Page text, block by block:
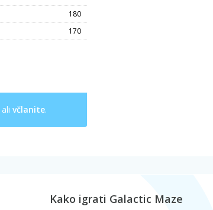
180
170
ali včlanite.
Kako igrati Galactic Maze